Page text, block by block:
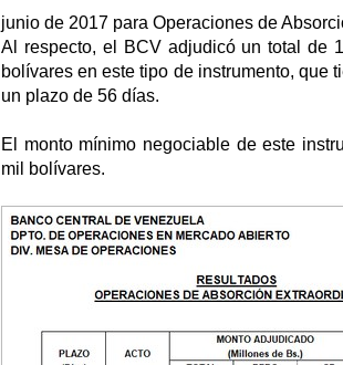
junio de 2017 para Operaciones de
Al respecto, el BCV adjudicó un total de
bolívares en este tipo de instrumento, que
un plazo de 56 días.
El monto mínimo negociable de este
mil bolívares.